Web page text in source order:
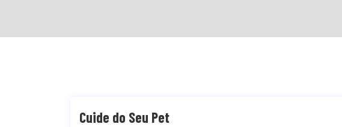
Cuide do Seu Pet